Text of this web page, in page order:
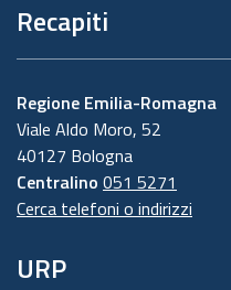
Recapiti
Regione Emilia-Romagna
Viale Aldo Moro, 52
40127 Bologna
Centralino 051 5271
Cerca telefoni o indirizzi
URP